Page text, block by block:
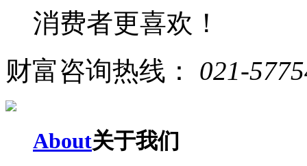
消费者更喜欢！
财富咨询热线：
021-
About关于我们